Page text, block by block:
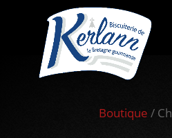
Boutique /